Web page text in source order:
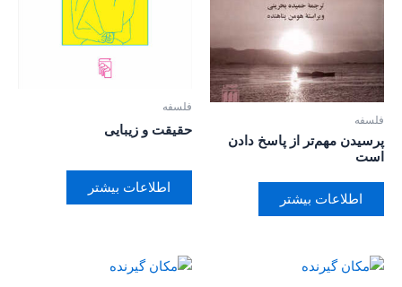
فلسفه
پرسیدن مهم‌تر از پاسخ دادن
است
اطلاعات بیشتر
فلسفه
حقیقت و زیبایی
اطلاعات بیشتر